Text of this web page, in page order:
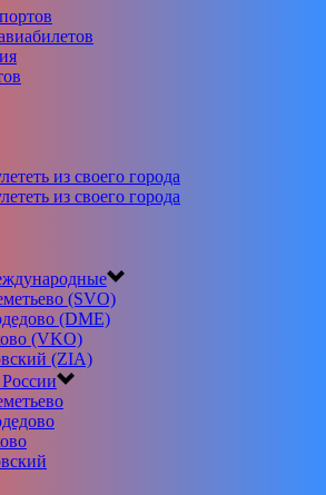
(SVO)
(DME)
(VKO)
(ZIA)